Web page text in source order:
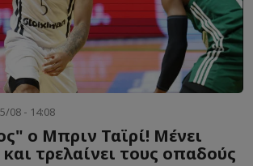
08 - 14:08
ο Μπριν Ταϊρί! Μένει
τρελαίνει τους οπαδούς